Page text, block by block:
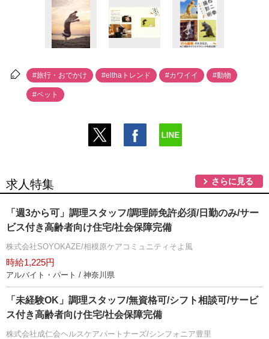
#旅行・おでかけ #elthaトレンド #カワイイ #動物
#ペット
求人特集 さらに見る
「週3から可」調理スタッフ/調理師免許必須/日勤のみ/サー
ビス付き高齢者向け住宅/社会保障完備
株式会社SOYOKAZE/相模原ケアコミュニティそよ風
時給1,225円
アルバイト・パート / 神奈川県
「未経験OK」調理スタッフ/無資格可/シフト相談可/サービ
ス付き高齢者向け住宅/社会保障完備
株式会社成仁会ヘルスケアパートナーズ/シンフォニア豊里